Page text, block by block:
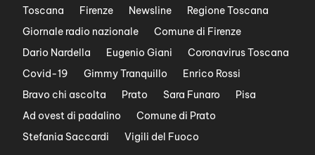
Toscana Firenze Newsline
Regione Toscana
Giornale radio nazionale
Comune di Firenze
Dario Nardella
Eugenio Giani
Coronavirus Toscana
Covid-19
Gimmy Tranquillo
Enrico Rossi
Bravo chi ascolta
Prato Sara Funaro
Pisa
Ad ovest di padalino
Comune di Prato
Stefania Saccardi
Vigili del Fuoco